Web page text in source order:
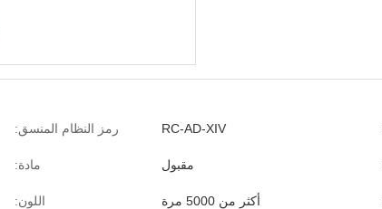
RC-AD-XIV رمز النظام المنسق:
مقبول مادة:
أكثر من 5000 مرة اللون: